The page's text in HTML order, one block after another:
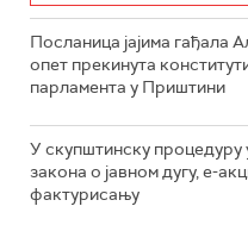
Посланица јајима гађала
опет прекинута
парламента у Приштини
У скупштинску процедуру
закона о јавном дугу, е-
фактурисању